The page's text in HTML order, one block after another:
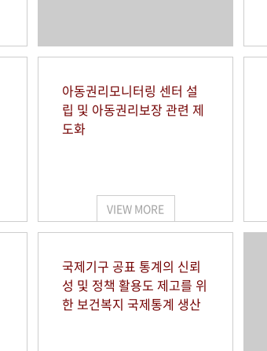
아동권리모니터링 센터 설
립 및 아동권리보장 관련 제
도화
VIEW MORE
국제기구 공표 통계의 신뢰
성 및 정책 활용도 제고를 위
한 보건복지 국제통계 생산